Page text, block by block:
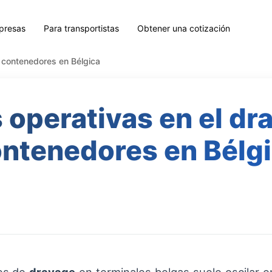
Para transportistas Obtener una cotización
en Bélgica
en el
en